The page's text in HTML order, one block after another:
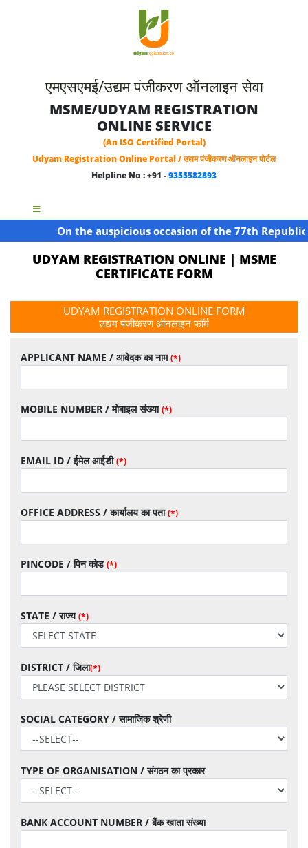
एमएसएमई/उद्यम पंजीकरण ऑनलाइन सेवा
MSME/UDYAM REGISTRATION
ONLINE SERVICE
(An ISO Certified Portal)
Udyam Registration Online Portal / उद्यम पंजीकरण ऑनलाइन पोर्टल
Helpline No : +91 -9355582893
On the auspicious occasion of the 77th Republic
UDYAM REGISTRATION ONLINE | MSME
CERTIFICATE FORM
UDYAM REGISTRATION ONLINE FORM
उद्यम पंजीकरण ऑनलाइन फॉर्म
APPLICANT NAME / आवेदक का नाम(*)
MOBILE NUMBER / मोबाइल संख्या(*)
EMAIL ID / ईमेल आईडी(*)
OFFICE ADDRESS / कार्यालय का पता(*)
PINCODE / पिन कोड(*)
STATE / राज्य(*)
DISTRICT / जिला(*)
SOCIAL CATEGORY / सामाजिक श्रेणी
TYPE OF ORGANISATION / संगठन का प्रकार
BANK ACCOUNT NUMBER / बैंक खाता संख्या